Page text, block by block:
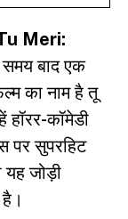
Meri:
बाद एक
का नाम है तू
हॉरर-कॉमेडी
पर सुपरहिट
यह जोड़ी